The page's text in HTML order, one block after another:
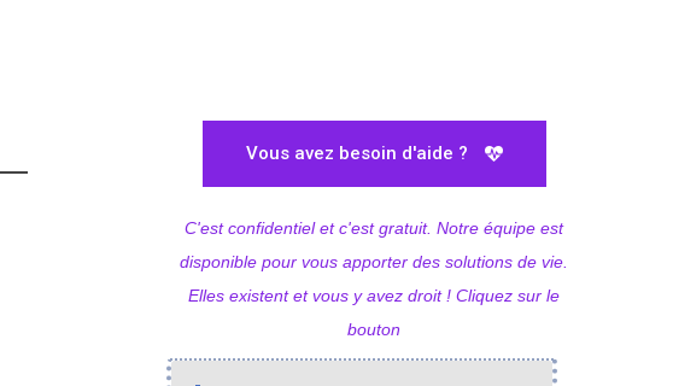
Vous avez besoin d'aide ?
C'est confidentiel et c'est gratuit. Notre équipe est
disponible pour vous apporter des solutions de vie.
Elles existent et vous y avez droit ! Cliquez sur le
bouton